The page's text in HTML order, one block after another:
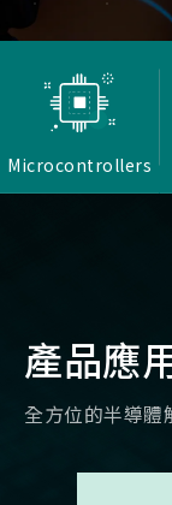
Microcontrollers
產品應
全方位的半導體